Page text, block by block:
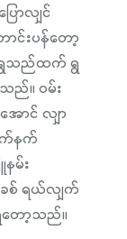
ာလျှင်
င်းပန်တော့
ရွသည်ထက် ရွ
ည်။ ဝမ်း
ာင် လျှာ
က်နက်
မ်း
ခစ် ရယ်လျှက်
တော့သည်။